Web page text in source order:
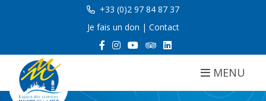
+33 (0)2 97 84 87 37
Je fais un don | Contact
MENU